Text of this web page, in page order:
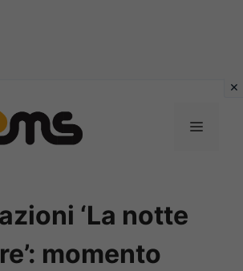
MENU
‘La notte
momento